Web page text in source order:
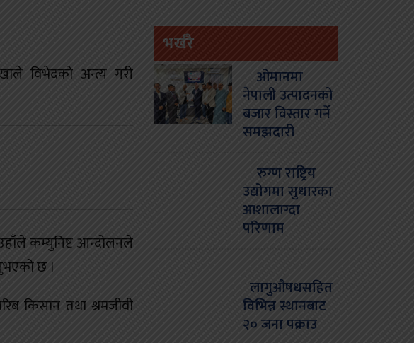
विभेदको अन्त्य गरी
कम्युनिष्ट आन्दोलनले
छ ।
किसान तथा श्रमजीवी
भर्खरै
ओमानमा
नेपाली उत्पादनको
बजार विस्तार गर्ने
समझदारी
रुग्ण राष्ट्रिय
उद्योगमा सुधारका
आशालाग्दा
परिणाम
लागुऔषधसहित
विभिन्न स्थानबाट
२० जना पक्राउ